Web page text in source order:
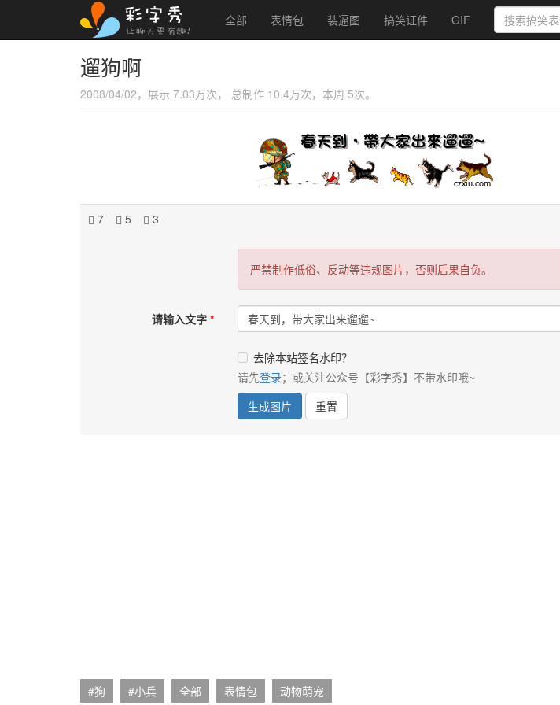
全部 表情包 装逼图 搞笑证件 GIF
遛狗啊
2008/04/02，展示 7.03万次， 总制作 10.4万次，本周 5次。
7 5 3
严禁制作低俗、反动等违规图片，否则后果自负。
请输入文字
去除本站签名水印？
请先登录；或关注公众号【彩字秀】不带水印哦~
生成图片
重置
#狗 #小兵 全部 表情包 动物萌宠